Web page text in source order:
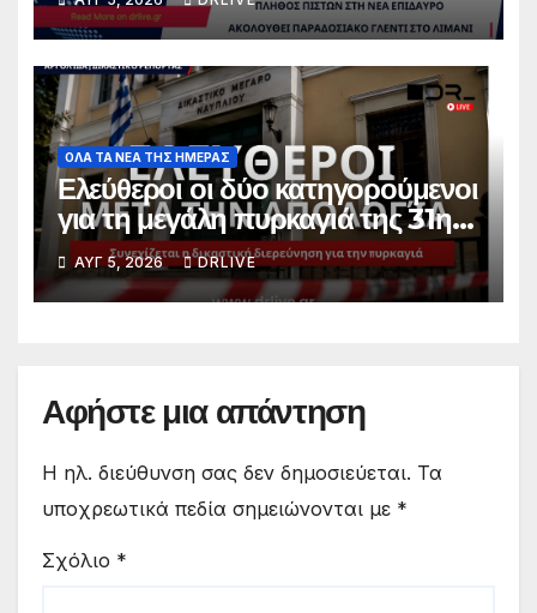
τίμησε τη Μεταμόρφωση του
Σωτήρος
ΟΛΑ ΤΑ ΝΕΑ ΤΗΣ ΗΜΕΡΑΣ
Ελεύθεροι οι δύο κατηγορούμενοι
για τη μεγάλη πυρκαγιά της 31ης
Ιουλίου
ΑΥΓ 5, 2026 DRLIVE
Αφήστε μια απάντηση
Η ηλ. διεύθυνση σας δεν δημοσιεύεται. Τα
υποχρεωτικά πεδία σημειώνονται με *
Σχόλιο *